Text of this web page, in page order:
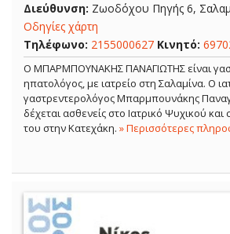
Διεύθυνση: Ζωοδόχου Πηγής 6,
Οδηγίες χάρτη
Τηλέφωνο: 2155000627 Κινητό:
Ο ΜΠΑΡΜΠΟΥΝΑΚΗΣ ΠΑΝΑΓΙΩΤΗΣ είναι
ηπατολόγος, με ιατρείο στη Σαλαμίνα. Ο
γαστρεντερολόγος Μπαρμπουνάκης
δέχεται ασθενείς στο Ιατρικό Ψυχικού και
του στην Κατεχάκη. » Περισσότερες